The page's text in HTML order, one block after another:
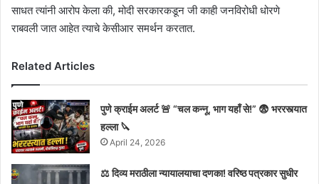
साधत त्यांनी आरोप केला की, मोदी सरकारकडून जी काही जनविरोधी धोरणे
राबवली जात आहेत त्याचे केसीआर समर्थन करतात.
Related Articles
पुणे क्राईम अलर्ट 🚨 “चल कन्नू, भाग यहाँ से!” 😨 भररस्त्यात
हल्ला 🔪
April 24, 2026
⚖️ दिव्य मराठीला न्यायालयाचा दणका! वरिष्ठ पत्रकार सुधीर